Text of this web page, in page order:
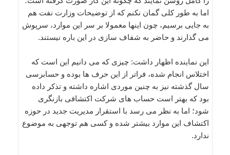
اما به طور کلی گمان نکنم که از توضیحات وزارت نفت هم
به جایی برسیم، چون اینها معمولا بر سر این موارد، سرپوش
می گذارند و حاضر به شفاف سازی در این باره نیستند.
این نماینده اظهار داشت: چیزی که می دانیم این است که
اختلاس انجام شده، فراتر از این حرف ها بوده و حسابرسی
سال گذشته نیز به چنین موردی اشاره داشته و تذکر داده
بود که بهتر است حساب های شرکت اکتشافی بازنگری
شود؛ اما به نظر می رسد با استقرار مدیریت جدید در حوزه
اکتشاف این موارد بیشتر شده و کسی هم توجهی به موضوع
ندارد.